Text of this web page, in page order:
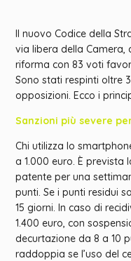
Il nuovo Codice della
via libera della Camera,
riforma con 83 voti
Sono stati respinti oltre
opposizioni. Ecco i
Sanzioni più severe
Chi utilizza lo
a 1.000 euro. È prevista
patente per una
punti. Se i punti residui
15 giorni. In caso di
1.400 euro, con
decurtazione da 8 a 10
raddoppia se l’uso del